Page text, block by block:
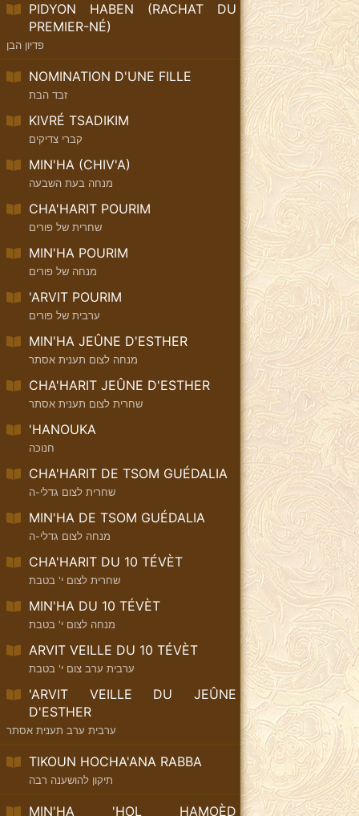
PIDYON HABEN (RACHAT DU
PREMIER-NÉ)
פדיון הבן
NOMINATION D'UNE FILLE
זבד הבת
KIVRÉ TSADIKIM
קברי צדיקים
MIN'HA (CHIV'A)
מנחה בעת השבעה
CHA'HARIT POURIM
שחרית של פורים
MIN'HA POURIM
מנחה של פורים
'ARVIT POURIM
ערבית של פורים
MIN'HA JEÛNE D'ESTHER
מנחה לצום תענית אסתר
CHA'HARIT JEÛNE D'ESTHER
שחרית לצום תענית אסתר
'HANOUKA
חנוכה
CHA'HARIT DE TSOM GUÉDALIA
שחרית לצום גדלי-ה
MIN'HA DE TSOM GUÉDALIA
מנחה לצום גדלי-ה
CHA'HARIT DU 10 TÉVÈT
שחרית לצום י' בטבת
MIN'HA DU 10 TÉVÈT
מנחה לצום י' בטבת
ARVIT VEILLE DU 10 TÉVÈT
ערבית ערב צום י' בטבת
'ARVIT VEILLE DU JEÛNE
D'ESTHER
ערבית ערב תענית אסתר
TIKOUN HOCHA'ANA RABBA
תיקון להושענה רבה
MIN'HA 'HOL HAMOÈD